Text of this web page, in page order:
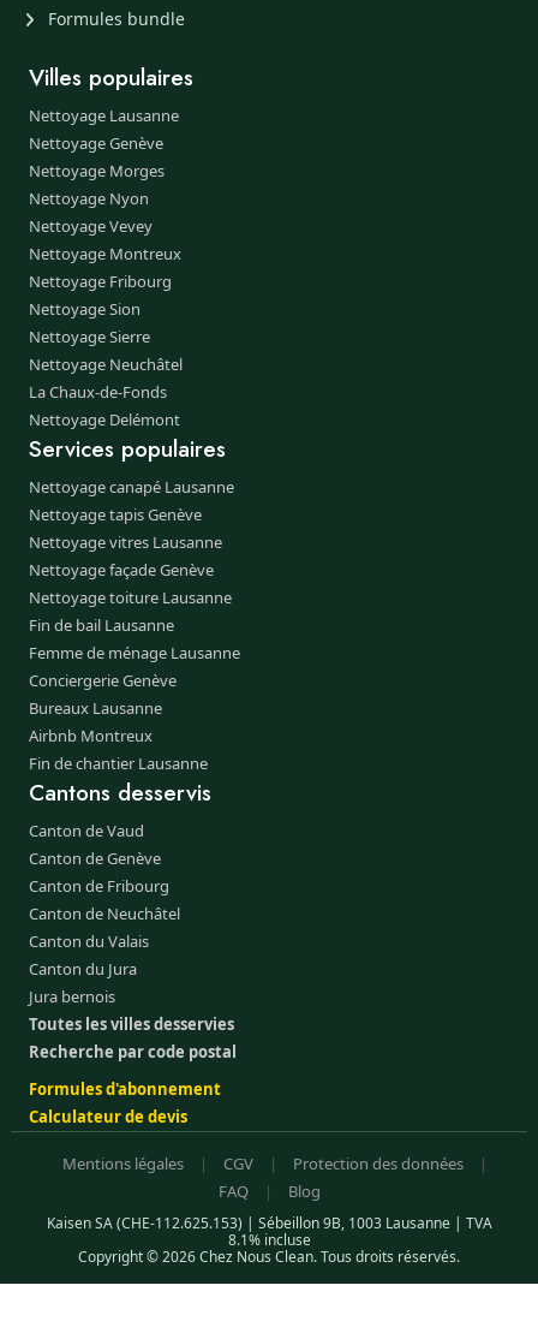
Formules bundle
Villes populaires
Nettoyage Lausanne
Nettoyage Genève
Nettoyage Morges
Nettoyage Nyon
Nettoyage Vevey
Nettoyage Montreux
Nettoyage Fribourg
Nettoyage Sion
Nettoyage Sierre
Nettoyage Neuchâtel
La Chaux-de-Fonds
Nettoyage Delémont
Services populaires
Nettoyage canapé Lausanne
Nettoyage tapis Genève
Nettoyage vitres Lausanne
Nettoyage façade Genève
Nettoyage toiture Lausanne
Fin de bail Lausanne
Femme de ménage Lausanne
Conciergerie Genève
Bureaux Lausanne
Airbnb Montreux
Fin de chantier Lausanne
Cantons desservis
Canton de Vaud
Canton de Genève
Canton de Fribourg
Canton de Neuchâtel
Canton du Valais
Canton du Jura
Jura bernois
Toutes les villes desservies
Recherche par code postal
Formules d'abonnement
Calculateur de devis
Mentions légales | CGV | Protection des données
|
FAQ
| Blog
Kaisen SA (CHE-112.625.153) | Sébeillon 9B, 1003 Lausanne | TVA
8.1% incluse
Copyright © 2026 Chez Nous Clean. Tous droits réservés.